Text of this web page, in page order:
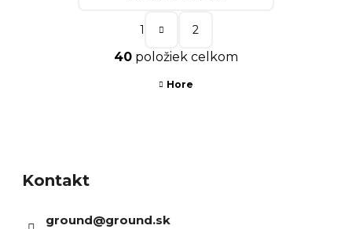
O
l
r
á
1 2
40 položiek celkom
Hore
Kontakt
ground@ground.sk